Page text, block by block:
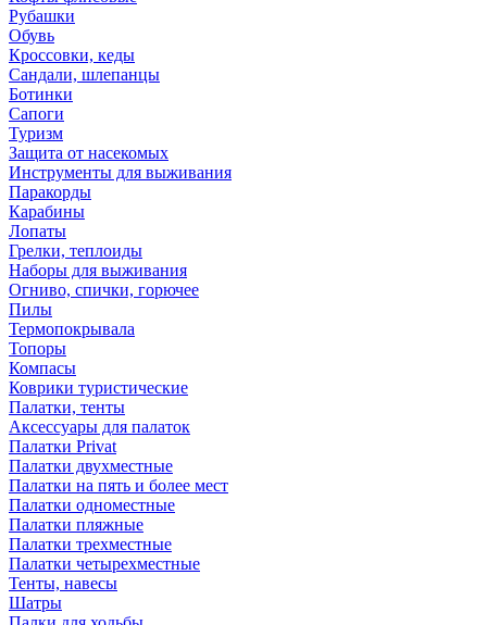
Рубашки
Обувь
Кроссовки, кеды
Сандали, шлепанцы
Ботинки
Сапоги
Туризм
Защита от насекомых
Инструменты для выживания
Паракорды
Карабины
Лопаты
Грелки, теплоиды
Наборы для выживания
Огниво, спички, горючее
Пилы
Термопокрывала
Топоры
Компасы
Коврики туристические
Палатки, тенты
Аксессуары для палаток
Палатки Privat
Палатки двухместные
Палатки на пять и более мест
Палатки одноместные
Палатки пляжные
Палатки трехместные
Палатки четырехместные
Тенты, навесы
Шатры